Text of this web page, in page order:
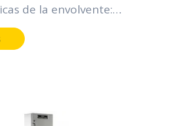
de la envolvente:
IP: Hasta IP66
al impacto IK:
calibre 20 BWG